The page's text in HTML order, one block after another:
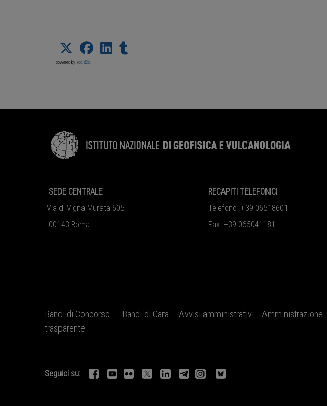
powered by social2s
SEDE CENTRALE
Via di Vigna Murata 605
00143 Roma
RECAPITI TELEFONICI
Telefono +39 06518601
Fax +39 065041181
Bandi di Concorso Bandi di Gara Avvisi amministrativi
Amministrazione
trasparente
Seguici su: